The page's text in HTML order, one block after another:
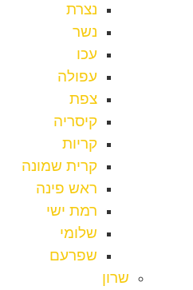
נצרת
נשר
עכו
עפולה
צפת
קיסריה
קריות
קרית שמונה
ראש פינה
רמת ישי
שלומי
שפרעם
שרון